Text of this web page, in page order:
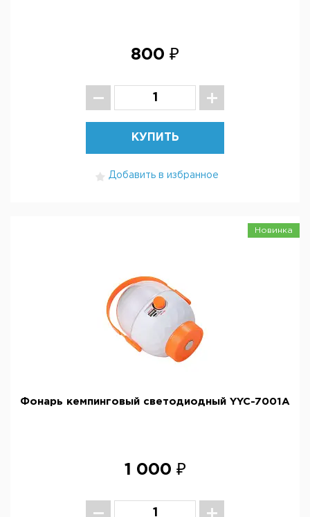
800 ₽
КУПИТЬ
Добавить в избранное
Новинка
Фонарь кемпинговый светодиодный YYC-7001A
1 000 ₽